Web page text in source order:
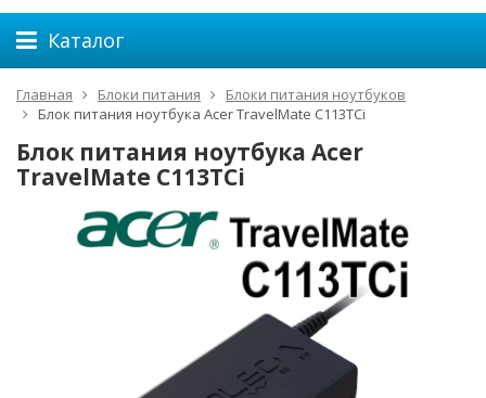
Каталог
Главная Блоки питания
Блоки питания ноутбуков
Блок питания ноутбука Acer TravelMate C113TCi
Блок питания ноутбука Acer
TravelMate C113TCi